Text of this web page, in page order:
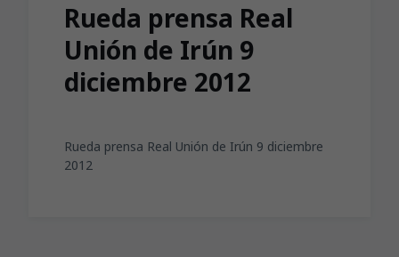
Rueda prensa Real
Unión de Irún 9
diciembre 2012
Rueda prensa Real Unión de Irún 9 diciembre
2012